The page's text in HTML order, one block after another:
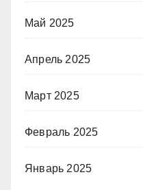
Май 2025
Апрель 2025
Март 2025
Февраль 2025
Январь 2025